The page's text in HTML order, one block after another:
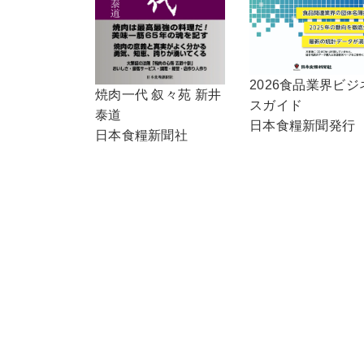
焼肉一代 叙々苑 新井
泰道
日本食糧新聞社
2026食品業界ビジ
スガイド
日本食糧新聞発行